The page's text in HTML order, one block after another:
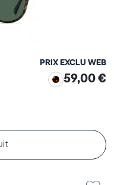
PRIX EXCLU WEB
59,00 €